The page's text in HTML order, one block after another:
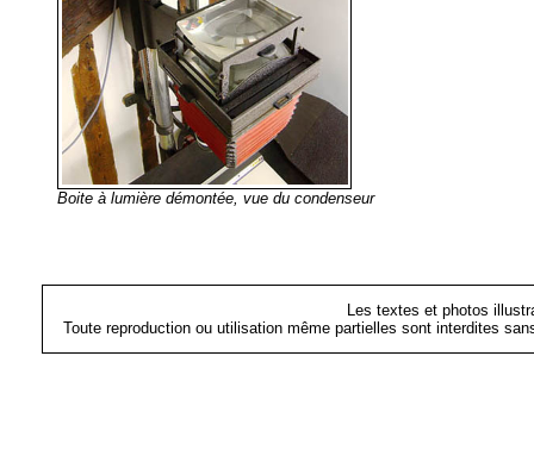
Boite à lumière démontée, vue du condenseur
Les textes et photos
Toute reproduction ou utilisation même partielles sont interdites